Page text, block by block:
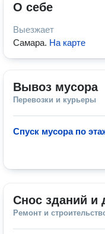
О себе
Выезжает
Самара. На карте
Вывоз мусора
Перевозки и курьеры
Спуск мусора по
Снос зданий и
Ремонт и